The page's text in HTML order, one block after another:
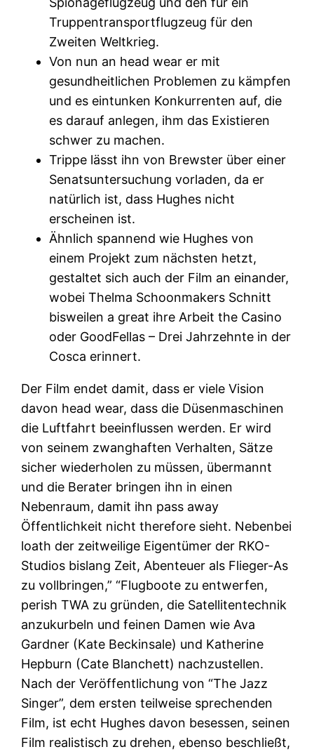
Truppentransportflugzeug für den
Zweiten Weltkrieg.
Von nun an head wear er mit
gesundheitlichen Problemen zu kämpfen
und es eintunken Konkurrenten auf, die
es darauf anlegen, ihm das Existieren
schwer zu machen.
Trippe lässt ihn von Brewster über einer
Senatsuntersuchung vorladen, da er
natürlich ist, dass Hughes nicht
erscheinen ist.
Ähnlich spannend wie Hughes von
einem Projekt zum nächsten hetzt,
gestaltet sich auch der Film an einander,
wobei Thelma Schoonmakers Schnitt
bisweilen a great ihre Arbeit the Casino
oder GoodFellas – Drei Jahrzehnte in der
Cosca erinnert.
Der Film endet damit, dass er viele Vision
davon head wear, dass die Düsenmaschinen
die Luftfahrt beeinflussen werden. Er wird
von seinem zwanghaften Verhalten, Sätze
sicher wiederholen zu müssen, übermannt
und die Berater bringen ihn in einen
Nebenraum, damit ihn pass away
Öffentlichkeit nicht therefore sieht. Nebenbei
loath der zeitweilige Eigentümer der RKO-
Studios bislang Zeit, Abenteuer als Flieger-As
zu vollbringen,” “Flugboote zu entwerfen,
perish TWA zu gründen, die Satellitentechnik
anzukurbeln und feinen Damen wie Ava
Gardner (Kate Beckinsale) und Katherine
Hepburn (Cate Blanchett) nachzustellen.
Nach der Veröffentlichung von “The Jazz
Singer”, dem ersten teilweise sprechenden
Film, ist echt Hughes davon besessen, seinen
Film realistisch zu drehen, ebenso beschließt,